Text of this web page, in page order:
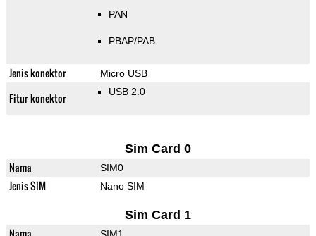
PAN
PBAP/PAB
Jenis konektor Micro USB
Fitur konektor USB 2.0
Sim Card 0
Nama SIM0
Jenis SIM Nano SIM
Sim Card 1